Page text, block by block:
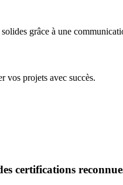
grâce à une
vos projets avec succès.
certifications